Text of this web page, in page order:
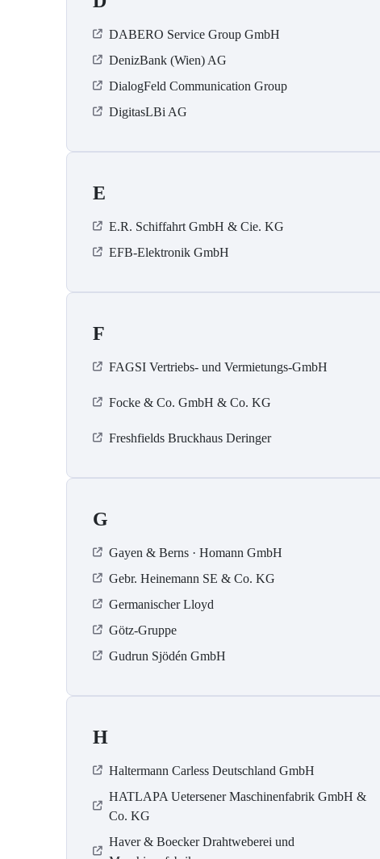
DABERO Service Group GmbH
DenizBank (Wien) AG
DialogFeld Communication Group
DigitasLBi AG
E
E.R. Schiffahrt GmbH & Cie. KG
EFB-Elektronik GmbH
F
FAGSI Vertriebs- und Vermietungs-GmbH
Focke & Co. GmbH & Co. KG
Freshfields Bruckhaus Deringer
G
Gayen & Berns · Homann GmbH
Gebr. Heinemann SE & Co. KG
Germanischer Lloyd
Götz-Gruppe
Gudrun Sjödén GmbH
H
Haltermann Carless Deutschland GmbH
HATLAPA Uetersener Maschinenfabrik GmbH &
Co. KG
Haver & Boecker Drahtweberei und